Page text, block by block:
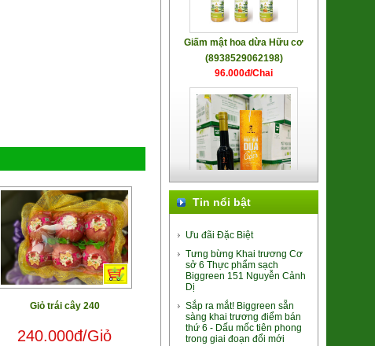
Giỏ trái cây 240
240.000đ/Giỏ
Giấm mật hoa dừa Hữu cơ
(8938529062198)
96.000đ/Chai
Mật Hoa Dừa lên men Cider
220.000đ/Chai
Tin nổi bật
Ưu đãi Đặc Biệt
Tưng bừng Khai trương Cơ
sở 6 Thực phẩm sạch
Biggreen 151 Nguyễn Cảnh
Dị
Sắp ra mắt! Biggreen sẵn
sàng khai trương điểm bán
thứ 6 - Dấu mốc tiên phong
trong giai đoạn đổi mới